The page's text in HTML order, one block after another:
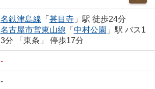
名鉄津島線 「 甚目寺」駅 徒歩24分
名古屋市営東山線 「 中村公園 」駅 バス1
3分 「東条」 停歩17分
-
-